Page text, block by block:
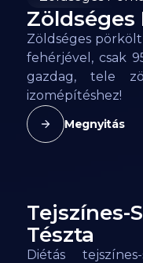
95kcal
Zöldséges
Zöldséges
fehérjével, csak
gazdag, tele
izomépítéshez!
Megnyitás
140 kcal
Tejszínes-
Tészta
Diétás